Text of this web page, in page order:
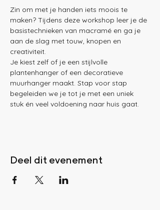
Zin om met je handen iets moois te
maken? Tijdens deze workshop leer je de
basistechnieken van macramé en ga je
aan de slag met touw, knopen en
creativiteit.
Je kiest zelf of je een stijlvolle
plantenhanger of een decoratieve
muurhanger maakt. Stap voor stap
begeleiden we je tot je met een uniek
stuk én veel voldoening naar huis gaat.
Deel dit evenement